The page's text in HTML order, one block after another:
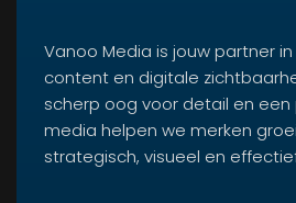
Vanoo Media is jouw partner
content en digitale
scherp oog voor detail en een
media helpen we merken
strategisch, visueel en